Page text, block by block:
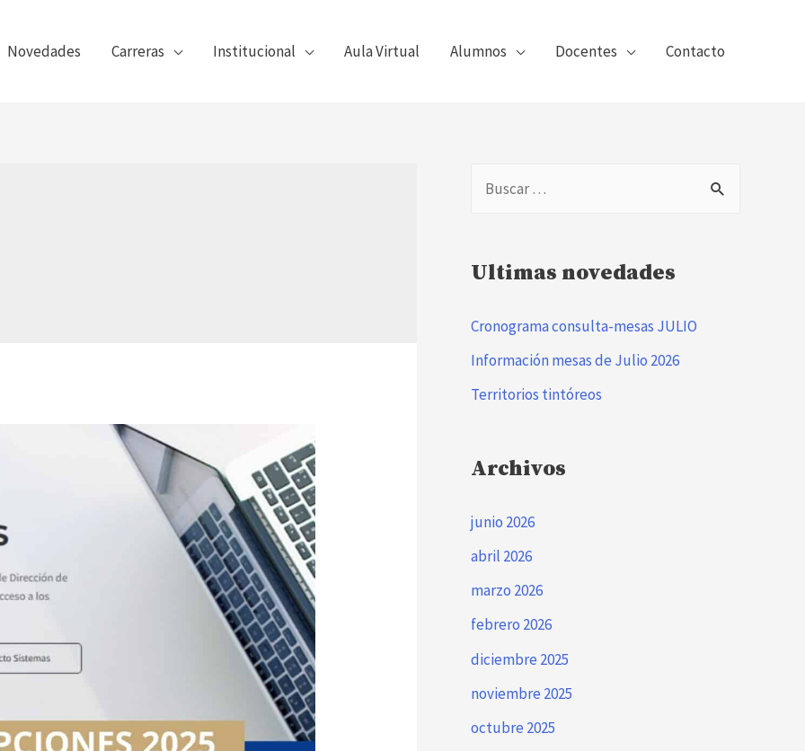
Novedades Carreras Institucional Aula Virtual Alumnos Docentes Contacto
c
r
:
Ultimas novedades
Cronograma consulta-mesas JULIO
Información mesas de Julio 2026
Territorios tintóreos
Archivos
junio 2026
abril 2026
marzo 2026
febrero 2026
diciembre 2025
noviembre 2025
octubre 2025